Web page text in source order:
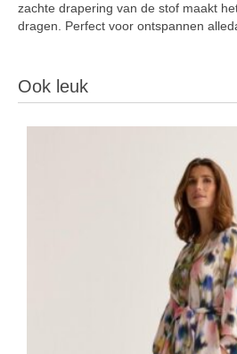
zachte drapering van de stof maakt
dragen. Perfect voor ontspannen
Ook leuk